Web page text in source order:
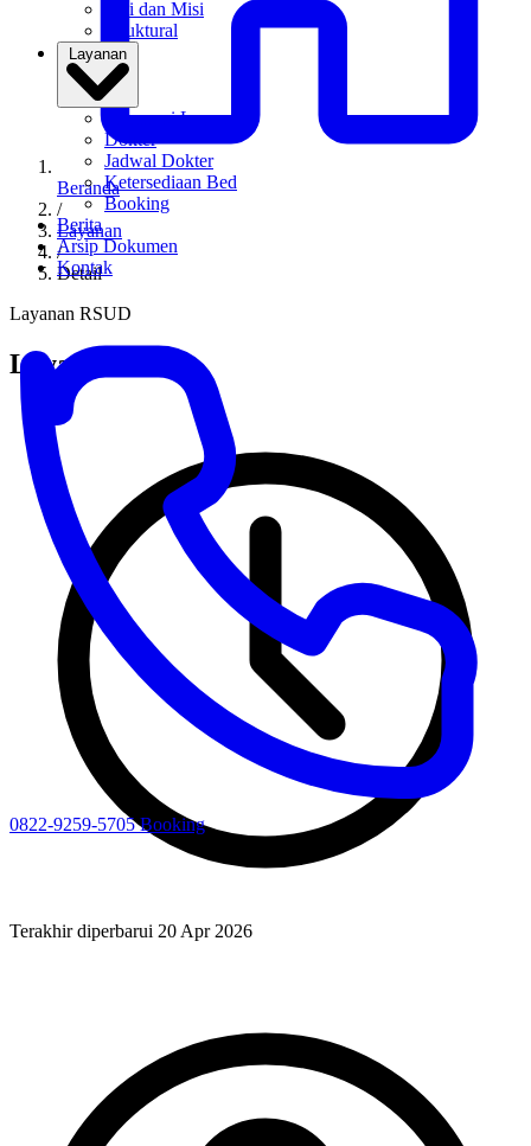
Visi dan Misi
Struktural
Layanan
Informasi Layanan
Dokter
Jadwal Dokter
Ketersediaan Bed
Booking
Berita
Arsip Dokumen
Kontak
0822-9259-5705Booking
Beranda
/
Layanan
/
Detail
Layanan RSUD
Layanan MCU
Terakhir diperbarui 20 Apr 2026